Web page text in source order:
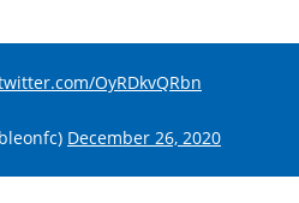
OyRDkvQRbn
December 26, 2020